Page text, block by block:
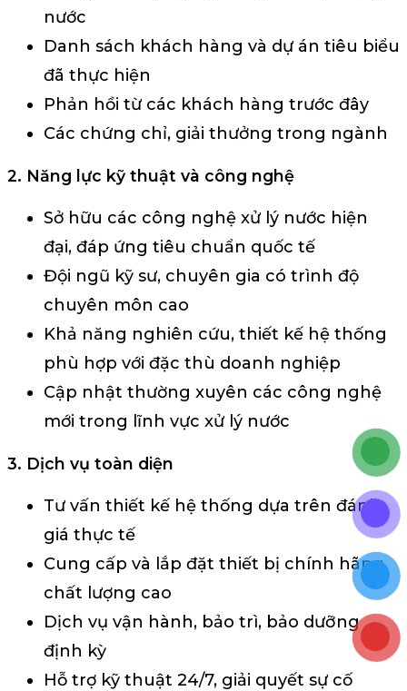
nước
Danh sách khách hàng và dự án tiêu biểu
đã thực hiện
Phản hồi từ các khách hàng trước đây
Các chứng chỉ, giải thưởng trong ngành
2. Năng lực kỹ thuật và công nghệ
Sở hữu các công nghệ xử lý nước hiện
đại, đáp ứng tiêu chuẩn quốc tế
Đội ngũ kỹ sư, chuyên gia có trình độ
chuyên môn cao
Khả năng nghiên cứu, thiết kế hệ thống
phù hợp với đặc thù doanh nghiệp
Cập nhật thường xuyên các công nghệ
mới trong lĩnh vực xử lý nước
3. Dịch vụ toàn diện
Tư vấn thiết kế hệ thống dựa trên đánh
giá thực tế
Cung cấp và lắp đặt thiết bị chính hãng,
chất lượng cao
Dịch vụ vận hành, bảo trì, bảo dưỡng
định kỳ
Hỗ trợ kỹ thuật 24/7, giải quyết sự cố